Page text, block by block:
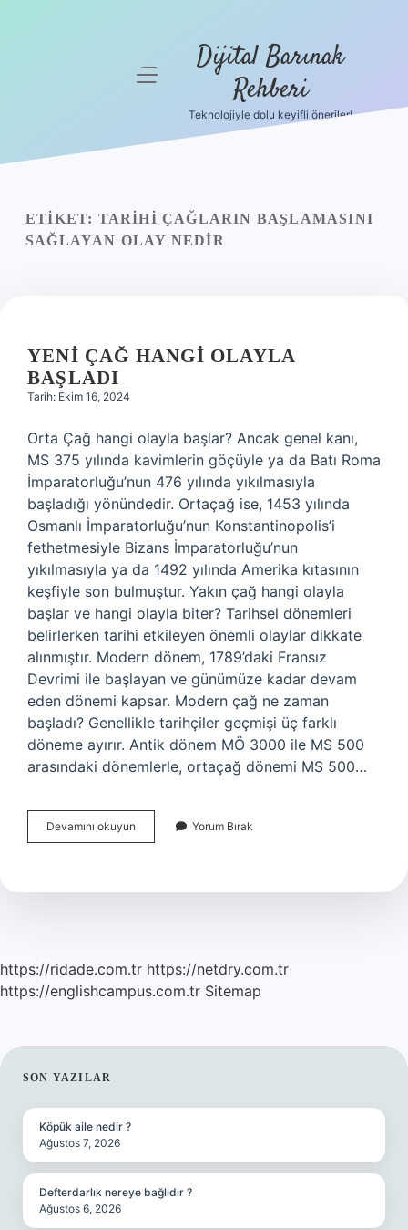
Yasal Uyarı
menüyü
Dijital Barınak
Rehberi
Teknolojiyle dolu keyifli öneriler!
ETIKET: TARIHI ÇAĞLARIN BAŞLAMASINI
SAĞLAYAN OLAY NEDIR
YENI ÇAĞ HANGI OLAYLA
BAŞLADI
Tarih: Ekim 16, 2024
Orta Çağ hangi olayla başlar? Ancak genel kanı,
MS 375 yılında kavimlerin göçüyle ya da Batı Roma
İmparatorluğu’nun 476 yılında yıkılmasıyla
başladığı yönündedir. Ortaçağ ise, 1453 yılında
Osmanlı İmparatorluğu’nun Konstantinopolis’i
fethetmesiyle Bizans İmparatorluğu’nun
yıkılmasıyla ya da 1492 yılında Amerika kıtasının
keşfiyle son bulmuştur. Yakın çağ hangi olayla
başlar ve hangi olayla biter? Tarihsel dönemleri
belirlerken tarihi etkileyen önemli olaylar dikkate
alınmıştır. Modern dönem, 1789’daki Fransız
Devrimi ile başlayan ve günümüze kadar devam
eden dönemi kapsar. Modern çağ ne zaman
başladı? Genellikle tarihçiler geçmişi üç farklı
döneme ayırır. Antik dönem MÖ 3000 ile MS 500
arasındaki dönemlerle, ortaçağ dönemi MS 500…
Devamını okuyun
Çağ
Başladı
Yorum Bırak
https://ridade.com.tr https://netdry.com.tr
https://englishcampus.com.tr Sitemap
SIDEBAR
SON YAZILAR
Köpük aile nedir ?
Ağustos 7, 2026
Defterdarlık nereye bağlıdır ?
Ağustos 6, 2026